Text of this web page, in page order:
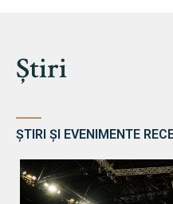
Știri
ȘTIRI ȘI EVENIMENTE